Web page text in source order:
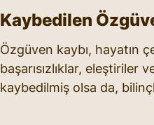
Kaybedilen
Özgüven kaybı, hayatın
başarısızlıklar,
kaybedilmiş olsa da,